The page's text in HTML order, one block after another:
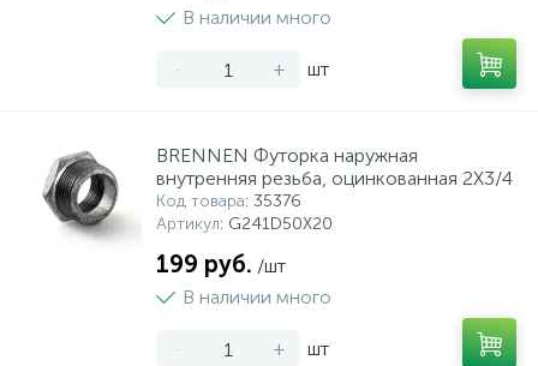
В наличии много
- + шт
BRENNEN Футорка наружная
внутренняя резьба, оцинкованная 2X3/4
Код товара: 35376
Артикул: G241D50X20
199 руб. /шт
В наличии много
- + шт